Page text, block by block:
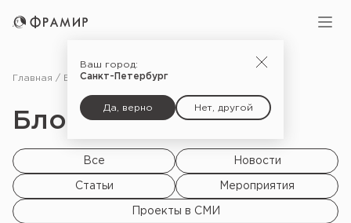
Ваш город:
Санкт-Петербург
Да, верно Нет, другой
Главная Блог
Блог |
Все Новости
Статьи Мероприятия
Проекты в СМИ